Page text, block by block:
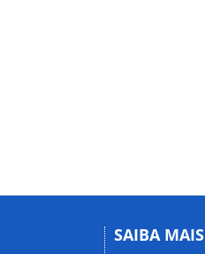
SAIBA MAIS